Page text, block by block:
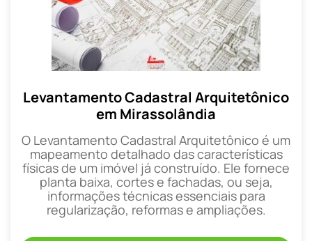
Levantamento Cadastral Arquitetônico
em Mirassolândia
O Levantamento Cadastral Arquitetônico é um
mapeamento detalhado das características
físicas de um imóvel já construído. Ele fornece
planta baixa, cortes e fachadas, ou seja,
informações técnicas essenciais para
regularização, reformas e ampliações.